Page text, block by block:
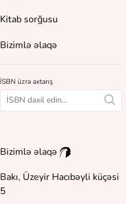
Kitab sorğusu
Bizimlə əlaqə
İSBN üzrə axtarış
Bizimlə əlaqə
Bakı, Üzeyir Hacıbəyli küçəsi
5